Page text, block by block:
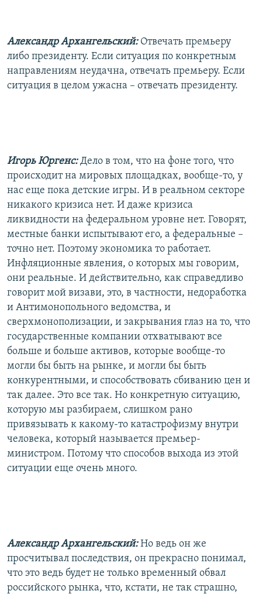
Александр Архангельский: Отвечать премьеру
либо президенту. Если ситуация по конкретным
направлениям неудачна, отвечать премьеру. Если
ситуация в целом ужасна – отвечать президенту.
Игорь Юргенс: Дело в том, что на фоне того, что
происходит на мировых площадках, вообще-то, у
нас еще пока детские игры. И в реальном секторе
никакого кризиса нет. И даже кризиса
ликвидности на федеральном уровне нет. Говорят,
местные банки испытывают его, а федеральные –
точно нет. Поэтому экономика то работает.
Инфляционные явления, о которых мы говорим,
они реальные. И действительно, как справедливо
говорит мой визави, это, в частности, недоработка
и Антимонопольного ведомства, и
сверхмонополизации, и закрывания глаз на то, что
государственные компании отхватывают все
больше и больше активов, которые вообще-то
могли бы быть на рынке, и могли бы быть
конкурентными, и способствовать сбиванию цен и
так далее. Это все так. Но конкретную ситуацию,
которую мы разбираем, слишком рано
привязывать к какому-то катастрофизму внутри
человека, который называется премьер-
министром. Потому что способов выхода из этой
ситуации еще очень много.
Александр Архангельский: Но ведь он же
просчитывал последствия, он прекрасно понимал,
что это ведь будет не только временный обвал
российского рынка, что, кстати, не так страшно,